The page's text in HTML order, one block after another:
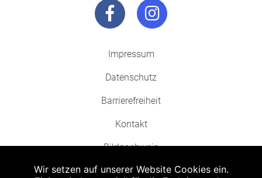
Impressum
Datenschutz
Barrierefreiheit
Kontakt
Bildnachweis
Wir setzen auf unserer Website Cookies ein.